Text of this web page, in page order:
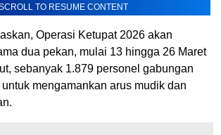
TO RESUME CONTENT
Operasi Ketupat 2026 akan
dua pekan, mulai 13 hingga 26 Maret
sebanyak 1.879 personel gabungan
mengamankan arus mudik dan